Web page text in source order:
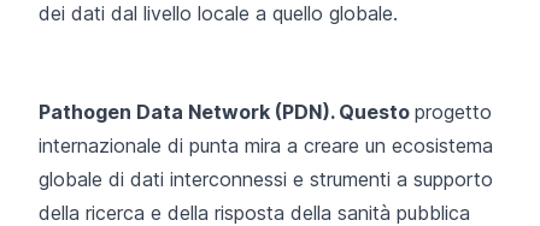
dei dati dal livello locale a quello globale.
Pathogen Data Network (PDN). Questo progetto
internazionale di punta mira a creare un ecosistema
globale di dati interconnessi e strumenti a supporto
della ricerca e della risposta della sanità pubblica